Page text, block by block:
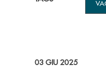
03 GIU 2025